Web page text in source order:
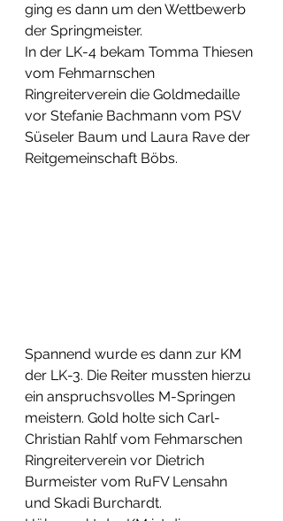
ging es dann um den Wettbewerb
der Springmeister.
In der LK-4 bekam Tomma Thiesen
vom Fehmarnschen
Ringreiterverein die Goldmedaille
vor Stefanie Bachmann vom PSV
Süseler Baum und Laura Rave der
Reitgemeinschaft Böbs.
Spannend wurde es dann zur KM
der LK-3. Die Reiter mussten hierzu
ein anspruchsvolles M-Springen
meistern. Gold holte sich Carl-
Christian Rahlf vom Fehmarschen
Ringreiterverein vor Dietrich
Burmeister vom RuFV Lensahn
und Skadi Burchardt.